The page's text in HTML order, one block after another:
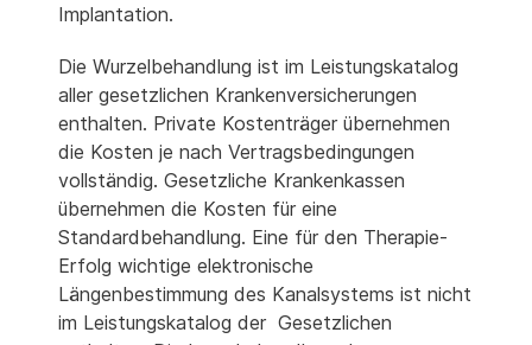
Implantation.
Die Wurzelbehandlung ist im Leistungskatalog
aller gesetzlichen Krankenversicherungen
enthalten. Private Kostenträger übernehmen
die Kosten je nach Vertragsbedingungen
vollständig. Gesetzliche Krankenkassen
übernehmen die Kosten für eine
Standardbehandlung. Eine für den Therapie-
Erfolg wichtige elektronische
Längenbestimmung des Kanalsystems ist nicht
im Leistungskatalog der Gesetzlichen